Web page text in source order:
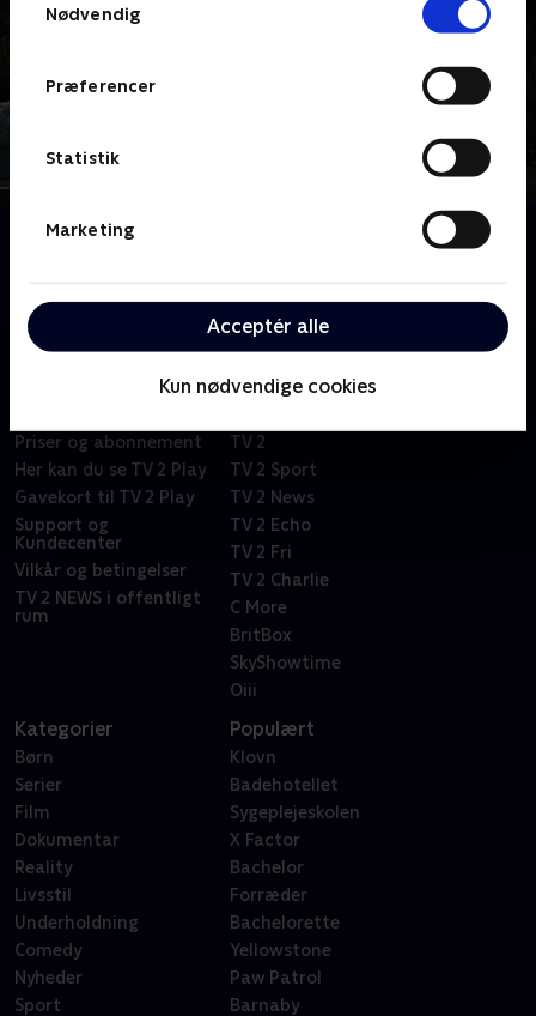
Nødvendig
Præferencer
Statistik
Marketing
Acceptér alle
Kun nødvendige cookies
Om Elias
Priser og abonnement
Her kan du se TV 2 Play
Gavekort til TV 2 Play
Support og
Kundecenter
Vilkår og betingelser
TV 2 NEWS i offentligt
rum
TV 2
TV 2 Sport
TV 2 News
TV 2 Echo
TV 2 Fri
TV 2 Charlie
C More
BritBox
SkyShowtime
Oiii
Kategorier
Børn
Serier
Film
Dokumentar
Reality
Livsstil
Underholdning
Comedy
Nyheder
Sport
Populært
Klovn
Badehotellet
Sygeplejeskolen
X Factor
Bachelor
Forræder
Bachelorette
Yellowstone
Paw Patrol
Barnaby